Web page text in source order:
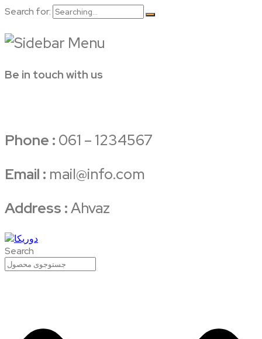
Search for:
Be in touch with us
Phone : 061 – 1234567
Email : mail@info.com
Address :Ahvaz
Search